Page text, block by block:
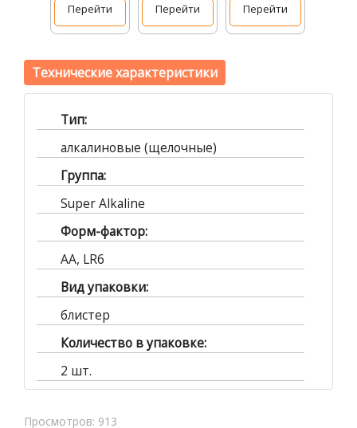
Перейти Перейти Перейти
Технические характеристики
Тип:
алкалиновые (щелочные)
Группа:
Super Alkaline
Форм-фактор:
AA, LR6
Вид упаковки:
блистер
Количество в упаковке:
2 шт.
Просмотров: 913